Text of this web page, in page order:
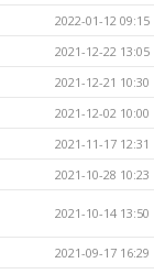
2022-01-12 09:15
2021-12-22 13:05
2021-12-21 10:30
2021-12-02 10:00
2021-11-17 12:31
2021-10-28 10:23
2021-10-14 13:50
2021-09-17 16:29